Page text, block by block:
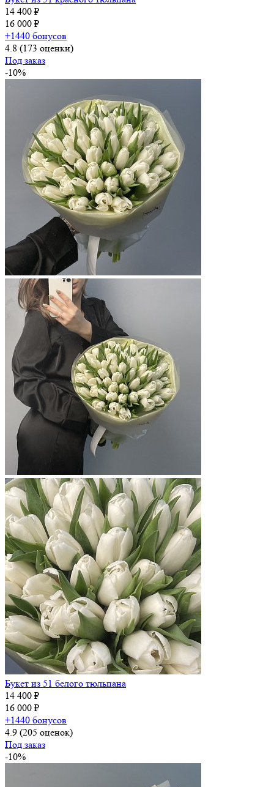
14 400 ₽
16 000 ₽
+1440 бонусов
4.8 (173 оценки)
Под заказ
-10%
Букет из 51 белого тюльпана
14 400 ₽
16 000 ₽
+1440 бонусов
4.9 (205 оценок)
Под заказ
-10%